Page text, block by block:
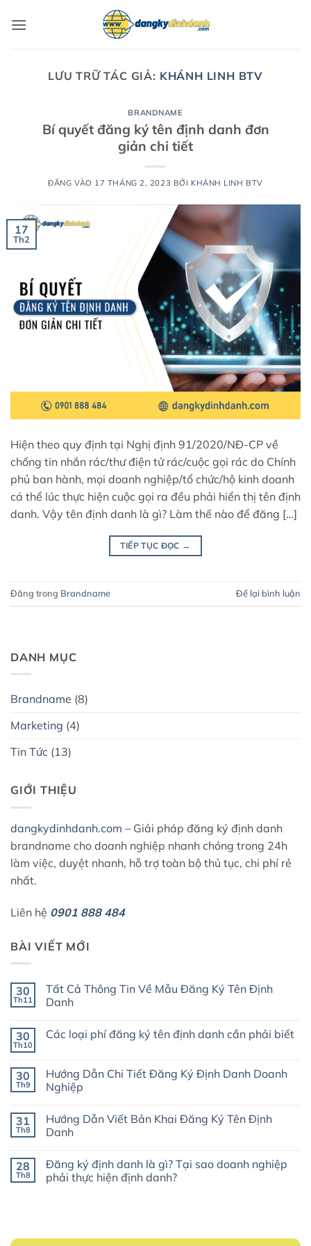
qua
LƯU TRỮ TÁC GIẢ: KHÁNH LINH BTV
BRANDNAME
Bí quyết đăng ký tên định danh đơn
giản chi tiết
ĐĂNG VÀO 17 THÁNG 2, 2023 BỞI KHÁNH LINH BTV
17
Th2
Hiện theo quy định tại Nghị định 91/2020/NĐ-CP về
chống tin nhắn rác/thư điện tử rác/cuộc gọi rác do Chính
phủ ban hành, mọi doanh nghiệp/tổ chức/hộ kinh doanh
cá thể lúc thực hiện cuộc gọi ra đều phải hiển thị tên định
danh. Vậy tên định danh là gì? Làm thế nào để đăng […]
TIẾP TỤC ĐỌC →
Đăng trong Brandname Để lại bình luận
DANH MỤC
Brandname (8)
Marketing (4)
Tin Tức (13)
GIỚI THIỆU
dangkydinhdanh.com – Giải pháp đăng ký định danh
brandname cho doanh nghiệp nhanh chóng trong 24h
làm việc, duyệt nhanh, hỗ trợ toàn bộ thủ tục, chi phí rẻ
nhất.
Liên hệ 0901 888 484
BÀI VIẾT MỚI
30
Th11
Tất Cả Thông Tin Về Mẫu Đăng Ký Tên Định
Danh
bình
Cả
Thông
Tin
Đăng
Ký
Tên
30
Th10
Các loại phí đăng ký tên định danh cần phải biết
luận
ở
Các
đăng
ký
tên
cần
phải
biết
30
Th9
Hướng Dẫn Chi Tiết Đăng Ký Định Danh Doanh
Nghiệp
bình
luận
ở
Chi
Tiết
Đăng
31
Th8
Hướng Dẫn Viết Bản Khai Đăng Ký Tên Định
Danh
bình
luận
ở
Đăng
28
Th8
Đăng ký định danh là gì? Tại sao doanh nghiệp
phải thực hiện định danh?
Đăng